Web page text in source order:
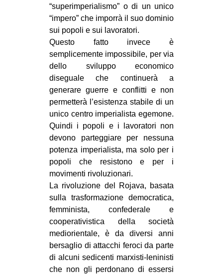
CINEMA
MANIFESTI
MUSICA
RECENSIONI
INTERNAZIONALE
AFRICA
AMERICHE
ESTREMO ORIENTE
EUROPA
MEDIO ORIENTE
MONDO
EVENTI
in
Fb
tw
“superimperialismo” o di un unico
“impero” che imporrà il suo dominio
sui popoli e sui lavoratori.
Questo fatto invece è
semplicemente impossibile, per via
dello sviluppo economico
diseguale che continuerà a
generare guerre e conflitti e non
permetterà l’esistenza stabile di un
unico centro imperialista egemone.
Quindi i popoli e i lavoratori non
devono parteggiare per nessuna
potenza imperialista, ma solo per i
popoli che resistono e per i
movimenti rivoluzionari.
La rivoluzione del Rojava, basata
sulla trasformazione democratica,
femminista, confederale e
cooperativistica della società
mediorientale, è da diversi anni
bersaglio di attacchi feroci da parte
di alcuni sedicenti marxisti-leninisti
che non gli perdonano di essersi